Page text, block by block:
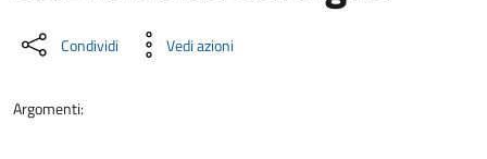
Dettaglio dell'evento
Condividi Vedi azioni
Argomenti: